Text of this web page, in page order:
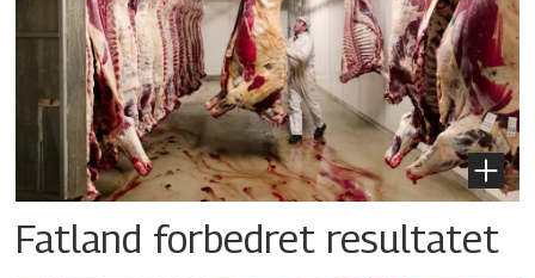
Fatland forbedret resultatet